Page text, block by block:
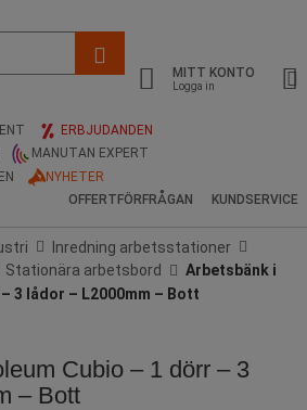
MITT KONTO
Logga in
ERBJUDANDEN
MANUTAN EXPERT
NYHETER
OFFERTFÖRFRÅGAN
KUNDSERVICE
Inredning arbetsstationer
Stationära arbetsbord
Arbetsbänk i
3 lådor – L2000mm – Bott
Cubio – 1 dörr – 3
– Bott